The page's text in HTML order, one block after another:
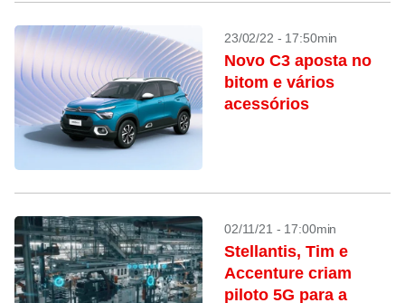
23/02/22 - 17:50min
Novo C3 aposta no
bitom e vários
acessórios
02/11/21 - 17:00min
Stellantis, Tim e
Accenture criam
piloto 5G para a